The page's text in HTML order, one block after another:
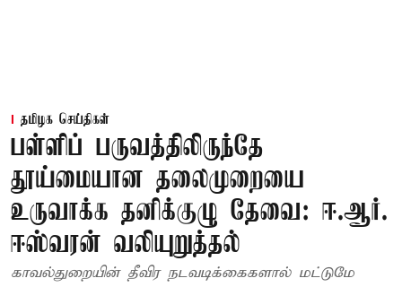
தமிழக செய்திகள்
பள்ளிப் பருவத்திலிருந்தே
தூய்மையான தலைமுறையை
உருவாக்க தனிக்குழு தேவை: ஈ.ஆர்.
ஈஸ்வரன் வலியுறுத்தல்
காவல்துறையின் தீவிர நடவடிக்கைகளால் மட்டுமே